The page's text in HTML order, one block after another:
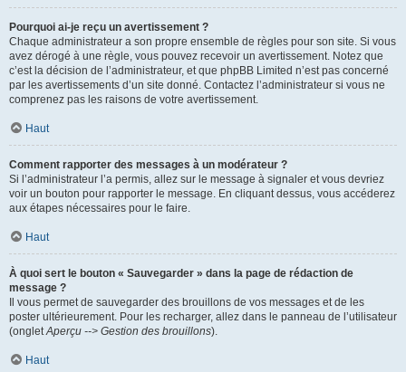
Pourquoi ai-je reçu un avertissement ?
Chaque administrateur a son propre ensemble de règles pour son site. Si vous
avez dérogé à une règle, vous pouvez recevoir un avertissement. Notez que
c’est la décision de l’administrateur, et que phpBB Limited n’est pas concerné
par les avertissements d’un site donné. Contactez l’administrateur si vous ne
comprenez pas les raisons de votre avertissement.
Haut
Comment rapporter des messages à un modérateur ?
Si l’administrateur l’a permis, allez sur le message à signaler et vous devriez
voir un bouton pour rapporter le message. En cliquant dessus, vous accéderez
aux étapes nécessaires pour le faire.
Haut
À quoi sert le bouton « Sauvegarder » dans la page de rédaction de
message ?
Il vous permet de sauvegarder des brouillons de vos messages et de les
poster ultérieurement. Pour les recharger, allez dans le panneau de l’utilisateur
(ongletAperçu --> Gestion des brouillons).
Haut